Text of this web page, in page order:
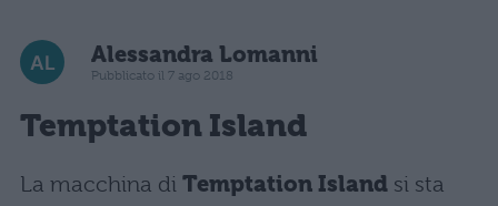
Alessandra Lomanni
Pubblicato il 7 ago 2018
Temptation Island
La macchina di Temptation Island si sta